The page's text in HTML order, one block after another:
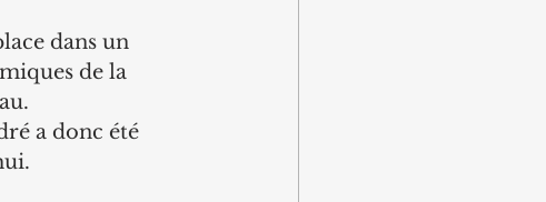
dans un
de la
a donc été